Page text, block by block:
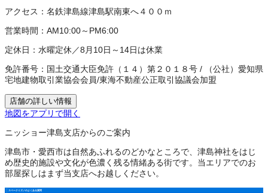
アクセス： 名鉄津島線津島駅南東へ４００ｍ
営業時間： AM10:00～PM6:00
定休日： 水曜定休／8月10日～14日は休業
免許番号： 国土交通大臣免許（１４）第２０１８号 /
（公社）愛知県
宅地建物取引業協会会員/東海不動産公正取引協議会加盟
店舗の詳しい情報
地図をアプリで開く
ニッショー津島支店からのご案内
津島市・愛西市は自然あふれるのどかなところで、津島神社をはじ
め歴史的施設や文化が色濃く残る情緒ある街です。当エリアでのお
部屋探しはまず当支店へお越しください。
スペークミズノのよくある質問